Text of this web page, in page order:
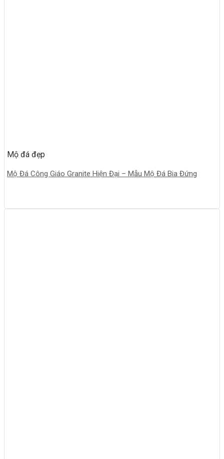
Mộ đá đẹp
Mộ Đá Công Giáo Granite Hiện Đại – Mẫu Mộ Đá Bia Đứng